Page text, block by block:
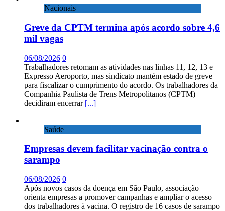
Nacionais
Greve da CPTM termina após acordo sobre 4,6
mil vagas
06/08/2026 0
Trabalhadores retomam as atividades nas linhas 11, 12, 13 e
Expresso Aeroporto, mas sindicato mantém estado de greve
para fiscalizar o cumprimento do acordo. Os trabalhadores da
Companhia Paulista de Trens Metropolitanos (CPTM)
decidiram encerrar [...]
Saúde
Empresas devem facilitar vacinação contra o
sarampo
06/08/2026 0
Após novos casos da doença em São Paulo, associação
orienta empresas a promover campanhas e ampliar o acesso
dos trabalhadores à vacina. O registro de 16 casos de sarampo